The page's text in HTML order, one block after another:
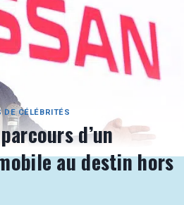
DE CÉLÉBRITÉS
d’un
au destin hors